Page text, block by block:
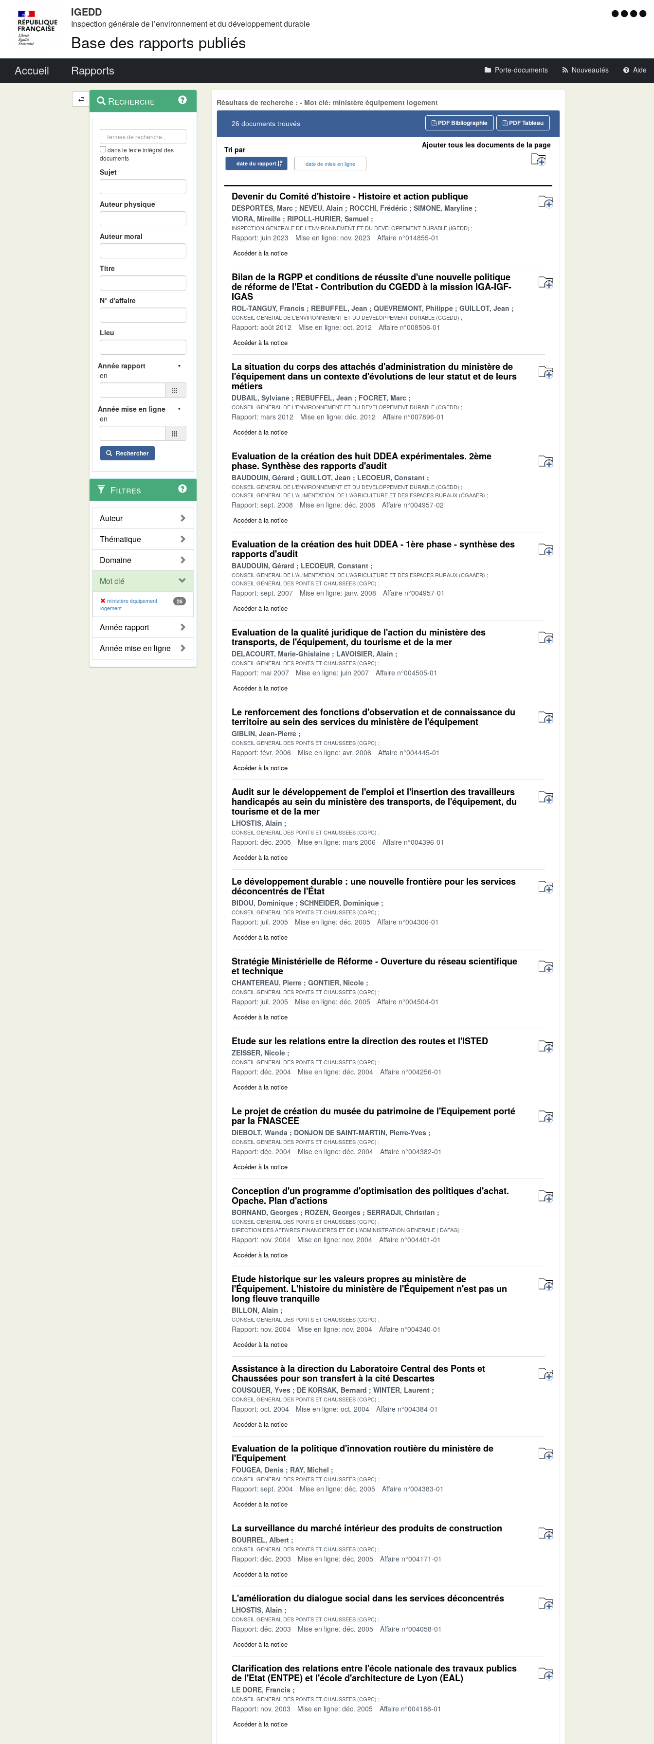
IGEDD
Inspection générale de l’environnement et du développement durable
Base des rapports publiés
Menu
Accueil Rapports Porte-documents Nouveautés Aide
Navigation
et
outils
contextuel
Recherche
dans le texte intégral des
documents
Sujet
Auteur physique
Auteur moral
Titre
N° d'affaire
Lieu
en
en
Rechercher
Filtres
Auteur
Thématique
Domaine
Mot clé
ministère équipement
logement
26
Année rapport
Année mise en ligne
Résultats de recherche : - Mot clé: ministère équipement logement
26 documents trouvés PDF Tableau
PDF Bibliographie
Tri par
date du rapport date de mise en ligne
Ajouter tous les documents de la page
Devenir du Comité d'histoire - Histoire et action publique
DESPORTES, Marc NEVEU, Alain ROCCHI, Frédéric
SIMONE, Maryline
VIORA, Mireille
RIPOLL-HURIER, Samuel
INSPECTION GENERALE DE L'ENVIRONNEMENT ET DU DEVELOPPEMENT DURABLE (IGEDD)
Rapport: juin 2023 Mise en ligne: nov. 2023 Affaire n°014855-01
Accéder à la notice
Bilan de la RGPP et conditions de réussite d'une nouvelle politique
de réforme de l'Etat - Contribution du CGEDD à la mission IGA-IGF-
IGAS
ROL-TANGUY, Francis REBUFFEL, Jean QUEVREMONT, Philippe GUILLOT, Jean
CONSEIL GENERAL DE L'ENVIRONNEMENT ET DU DEVELOPPEMENT DURABLE (CGEDD)
Rapport: août 2012 Mise en ligne: oct. 2012 Affaire n°008506-01
Accéder à la notice
La situation du corps des attachés d'administration du ministère de
l'équipement dans un contexte d'évolutions de leur statut et de leurs
métiers
DUBAIL, Sylviane REBUFFEL, Jean FOCRET, Marc
CONSEIL GENERAL DE L'ENVIRONNEMENT ET DU DEVELOPPEMENT DURABLE (CGEDD)
Rapport: mars 2012 Mise en ligne: déc. 2012 Affaire n°007896-01
Accéder à la notice
Evaluation de la création des huit DDEA expérimentales. 2ème
phase. Synthèse des rapports d'audit
BAUDOUIN, Gérard GUILLOT, Jean LECOEUR, Constant
CONSEIL GENERAL DE L'ENVIRONNEMENT ET DU DEVELOPPEMENT DURABLE (CGEDD)
CONSEIL GENERAL DE L'ALIMENTATION, DE L'AGRICULTURE ET DES ESPACES RURAUX (CGAAER)
Rapport: sept. 2008 Mise en ligne: déc. 2008 Affaire n°004957-02
Accéder à la notice
Evaluation de la création des huit DDEA - 1ère phase - synthèse des
rapports d'audit
BAUDOUIN, Gérard LECOEUR, Constant
CONSEIL GENERAL DE L'ALIMENTATION, DE L'AGRICULTURE ET DES ESPACES RURAUX (CGAAER)
CONSEIL GENERAL DES PONTS ET CHAUSSEES (CGPC)
Rapport: sept. 2007 Mise en ligne: janv. 2008 Affaire n°004957-01
Accéder à la notice
Evaluation de la qualité juridique de l'action du ministère des
transports, de l'équipement, du tourisme et de la mer
DELACOURT, Marie-Ghislaine LAVOISIER, Alain
CONSEIL GENERAL DES PONTS ET CHAUSSEES (CGPC)
Rapport: mai 2007 Mise en ligne: juin 2007 Affaire n°004505-01
Accéder à la notice
Le renforcement des fonctions d'observation et de connaissance du
territoire au sein des services du ministère de l'équipement
GIBLIN, Jean-Pierre
CONSEIL GENERAL DES PONTS ET CHAUSSEES (CGPC)
Rapport: févr. 2006 Mise en ligne: avr. 2006 Affaire n°004445-01
Accéder à la notice
Audit sur le développement de l'emploi et l'insertion des travailleurs
handicapés au sein du ministère des transports, de l'équipement, du
tourisme et de la mer
LHOSTIS, Alain
CONSEIL GENERAL DES PONTS ET CHAUSSEES (CGPC)
Rapport: déc. 2005 Mise en ligne: mars 2006 Affaire n°004396-01
Accéder à la notice
Le développement durable : une nouvelle frontière pour les services
déconcentrés de l'État
BIDOU, Dominique SCHNEIDER, Dominique
CONSEIL GENERAL DES PONTS ET CHAUSSEES (CGPC)
Rapport: juil. 2005 Mise en ligne: déc. 2005 Affaire n°004306-01
Accéder à la notice
Stratégie Ministérielle de Réforme - Ouverture du réseau scientifique
et technique
CHANTEREAU, Pierre GONTIER, Nicole
CONSEIL GENERAL DES PONTS ET CHAUSSEES (CGPC)
Rapport: juil. 2005 Mise en ligne: déc. 2005 Affaire n°004504-01
Accéder à la notice
Etude sur les relations entre la direction des routes et l'ISTED
ZEISSER, Nicole
CONSEIL GENERAL DES PONTS ET CHAUSSEES (CGPC)
Rapport: déc. 2004 Mise en ligne: déc. 2004 Affaire n°004256-01
Accéder à la notice
Le projet de création du musée du patrimoine de l'Equipement porté
par la FNASCEE
DIEBOLT, Wanda DONJON DE SAINT-MARTIN, Pierre-Yves
CONSEIL GENERAL DES PONTS ET CHAUSSEES (CGPC)
Rapport: déc. 2004 Mise en ligne: déc. 2004 Affaire n°004382-01
Accéder à la notice
Conception d'un programme d'optimisation des politiques d'achat.
Opache. Plan d'actions
BORNAND, Georges ROZEN, Georges SERRADJI, Christian
CONSEIL GENERAL DES PONTS ET CHAUSSEES (CGPC)
DIRECTION DES AFFAIRES FINANCIERES ET DE L'ADMINISTRATION GENERALE ( DAFAG)
Rapport: nov. 2004 Mise en ligne: nov. 2004 Affaire n°004401-01
Accéder à la notice
Etude historique sur les valeurs propres au ministère de
l'Équipement. L'histoire du ministère de l'Équipement n'est pas un
long fleuve tranquille
BILLON, Alain
CONSEIL GENERAL DES PONTS ET CHAUSSEES (CGPC)
Rapport: nov. 2004 Mise en ligne: nov. 2004 Affaire n°004340-01
Accéder à la notice
Assistance à la direction du Laboratoire Central des Ponts et
Chaussées pour son transfert à la cité Descartes
COUSQUER, Yves DE KORSAK, Bernard WINTER, Laurent
CONSEIL GENERAL DES PONTS ET CHAUSSEES (CGPC)
Rapport: oct. 2004 Mise en ligne: oct. 2004 Affaire n°004384-01
Accéder à la notice
Evaluation de la politique d'innovation routière du ministère de
l'Equipement
FOUGEA, Denis RAY, Michel
CONSEIL GENERAL DES PONTS ET CHAUSSEES (CGPC)
Rapport: sept. 2004 Mise en ligne: déc. 2005 Affaire n°004383-01
Accéder à la notice
La surveillance du marché intérieur des produits de construction
BOURREL, Albert
CONSEIL GENERAL DES PONTS ET CHAUSSEES (CGPC)
Rapport: déc. 2003 Mise en ligne: déc. 2005 Affaire n°004171-01
Accéder à la notice
L'amélioration du dialogue social dans les services déconcentrés
LHOSTIS, Alain
CONSEIL GENERAL DES PONTS ET CHAUSSEES (CGPC)
Rapport: déc. 2003 Mise en ligne: déc. 2005 Affaire n°004058-01
Accéder à la notice
Clarification des relations entre l'école nationale des travaux publics
de l'Etat (ENTPE) et l'école d'architecture de Lyon (EAL)
LE DORE, Francis
CONSEIL GENERAL DES PONTS ET CHAUSSEES (CGPC)
Rapport: nov. 2003 Mise en ligne: déc. 2005 Affaire n°004188-01
Accéder à la notice